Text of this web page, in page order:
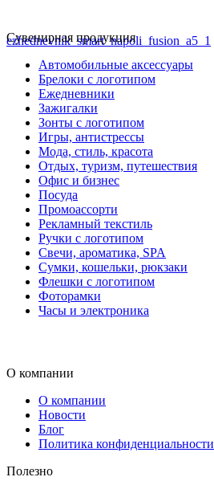
ezhednevnik_smart_napoli_fusion_a5_1
Сувенирная продукция
Автомобильные аксессуары
Брелоки с логотипом
Ежедневники
Зажигалки
Зонты с логотипом
Игры, антистрессы
Мода, стиль, красота
Отдых, туризм, путешествия
Офис и бизнес
Посуда
Промоассорти
Рекламный текстиль
Ручки с логотипом
Свечи, ароматика, SPA
Сумки, кошельки, рюкзаки
Флешки с логотипом
Фоторамки
Часы и электроника
О компании
О компании
Новости
Блог
Политика конфиденциальности
Полезно